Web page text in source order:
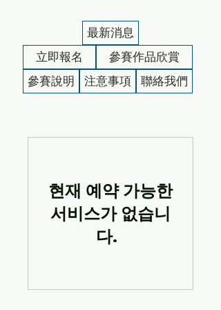
最新消息
立即報名
參賽作品欣賞
參賽說明
注意事項 聯絡我們
현재 예약 가능한
서비스가 없습니
다.